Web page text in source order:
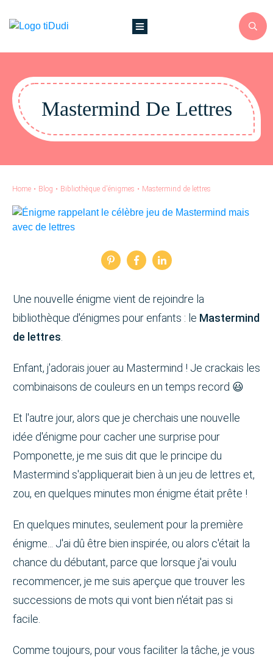
Mastermind De Lettres
Home • Blog • Bibliothèque d'énigmes • Mastermind de lettres
Une nouvelle énigme vient de rejoindre la
bibliothèque d'énigmes pour enfants : le Mastermind
de lettres
Enfant, j'adorais jouer au Mastermind ! Je crackais les
combinaisons de couleurs en un temps record 😃
Et l'autre jour, alors que je cherchais une nouvelle
idée d'énigme pour cacher une surprise pour
Pomponette, je me suis dit que le principe du
Mastermind s'appliquerait bien à un jeu de lettres et,
zou, en quelques minutes mon énigme était prête !
En quelques minutes, seulement pour la première
énigme... J'ai dû être bien inspirée, ou alors c'était la
chance du débutant, parce que lorsque j'ai voulu
recommencer, je me suis aperçue que trouver les
successions de mots qui vont bien n'était pas si
facile.
Comme toujours, pour vous faciliter la tâche, je vous